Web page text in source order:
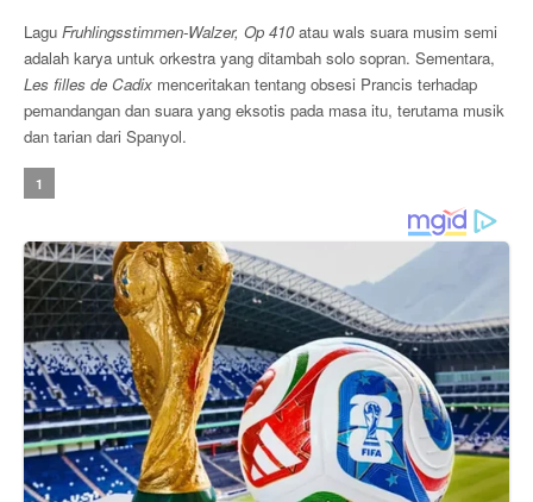
Lagu Fruhlingsstimmen-Walzer, Op 410atau wals suara musim semi
adalah karya untuk orkestra yang ditambah solo sopran. Sementara,
Les filles de Cadix menceritakan tentang obsesi Prancis terhadap
pemandangan dan suara yang eksotis pada masa itu, terutama musik
dan tarian dari Spanyol.
1